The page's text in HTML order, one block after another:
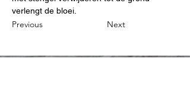
verlengt de bloei.
Previous Next